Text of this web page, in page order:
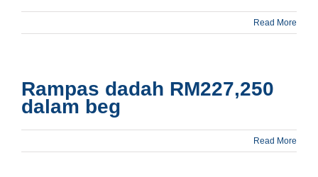
Read More
Rampas dadah RM227,250
dalam beg
Read More